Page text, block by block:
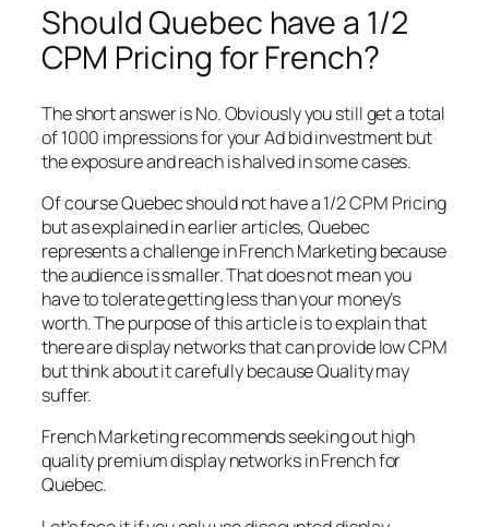
Should Quebec have a 1/2
CPM Pricing for French?
The short answer is No. Obviously you still get a total
of 1000 impressions for your Ad bid investment but
the exposure and reach is halved in some cases.
Of course Quebec should not have a 1/2 CPM Pricing
but as explained in earlier articles, Quebec
represents a challenge in French Marketing because
the audience is smaller. That does not mean you
have to tolerate getting less than your money’s
worth. The purpose of this article is to explain that
there are display networks that can provide low CPM
but think about it carefully because Quality may
suffer.
French Marketing recommends seeking out high
quality premium display networks in French for
Quebec.